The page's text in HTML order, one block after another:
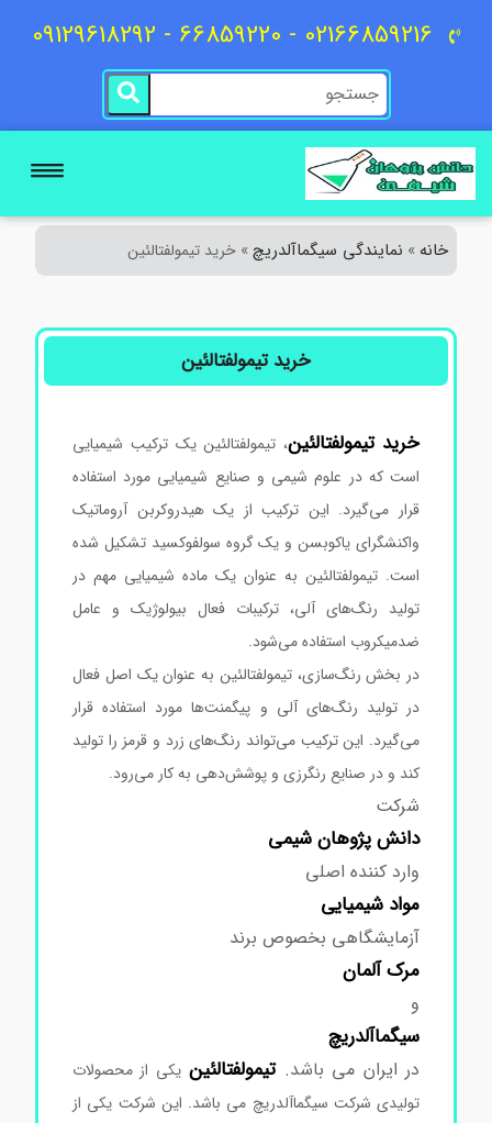
02166859216 - 66859220 - 09129618292
خانه»نمایندگی سیگماآلدریچ»خرید تیمولفتالئین
خرید تیمولفتالئین
خرید تیمولفتالئین، تیمولفتالئین یک ترکیب شیمیایی
است که در علوم شیمی و صنایع شیمیایی مورد استفاده
قرار می‌گیرد. این ترکیب از یک هیدروکربن آروماتیک
واکنشگرای یاکوبسن و یک گروه سولفوکسید تشکیل شده
است. تیمولفتالئین به عنوان یک ماده شیمیایی مهم در
تولید رنگ‌های آلی، ترکیبات فعال بیولوژیک و عامل
ضدمیکروب استفاده می‌شود.
در بخش رنگ‌سازی، تیمولفتالئین به عنوان یک اصل فعال
در تولید رنگ‌های آلی و پیگمنت‌ها مورد استفاده قرار
می‌گیرد. این ترکیب می‌تواند رنگ‌های زرد و قرمز را تولید
کند و در صنایع رنگرزی و پوشش‌دهی به کار می‌رود.
شرکت
دانش پژوهان شیمی
وارد کننده اصلی
موادشیمیایی
آزمایشگاهی بخصوص برند
مرکآلمان
سیگماآلدریچ
در ایران می باشد.تیمولفتالئین یکی از محصولات
تولیدی شرکت سیگماآلدریچ می باشد. این شرکت یکی از